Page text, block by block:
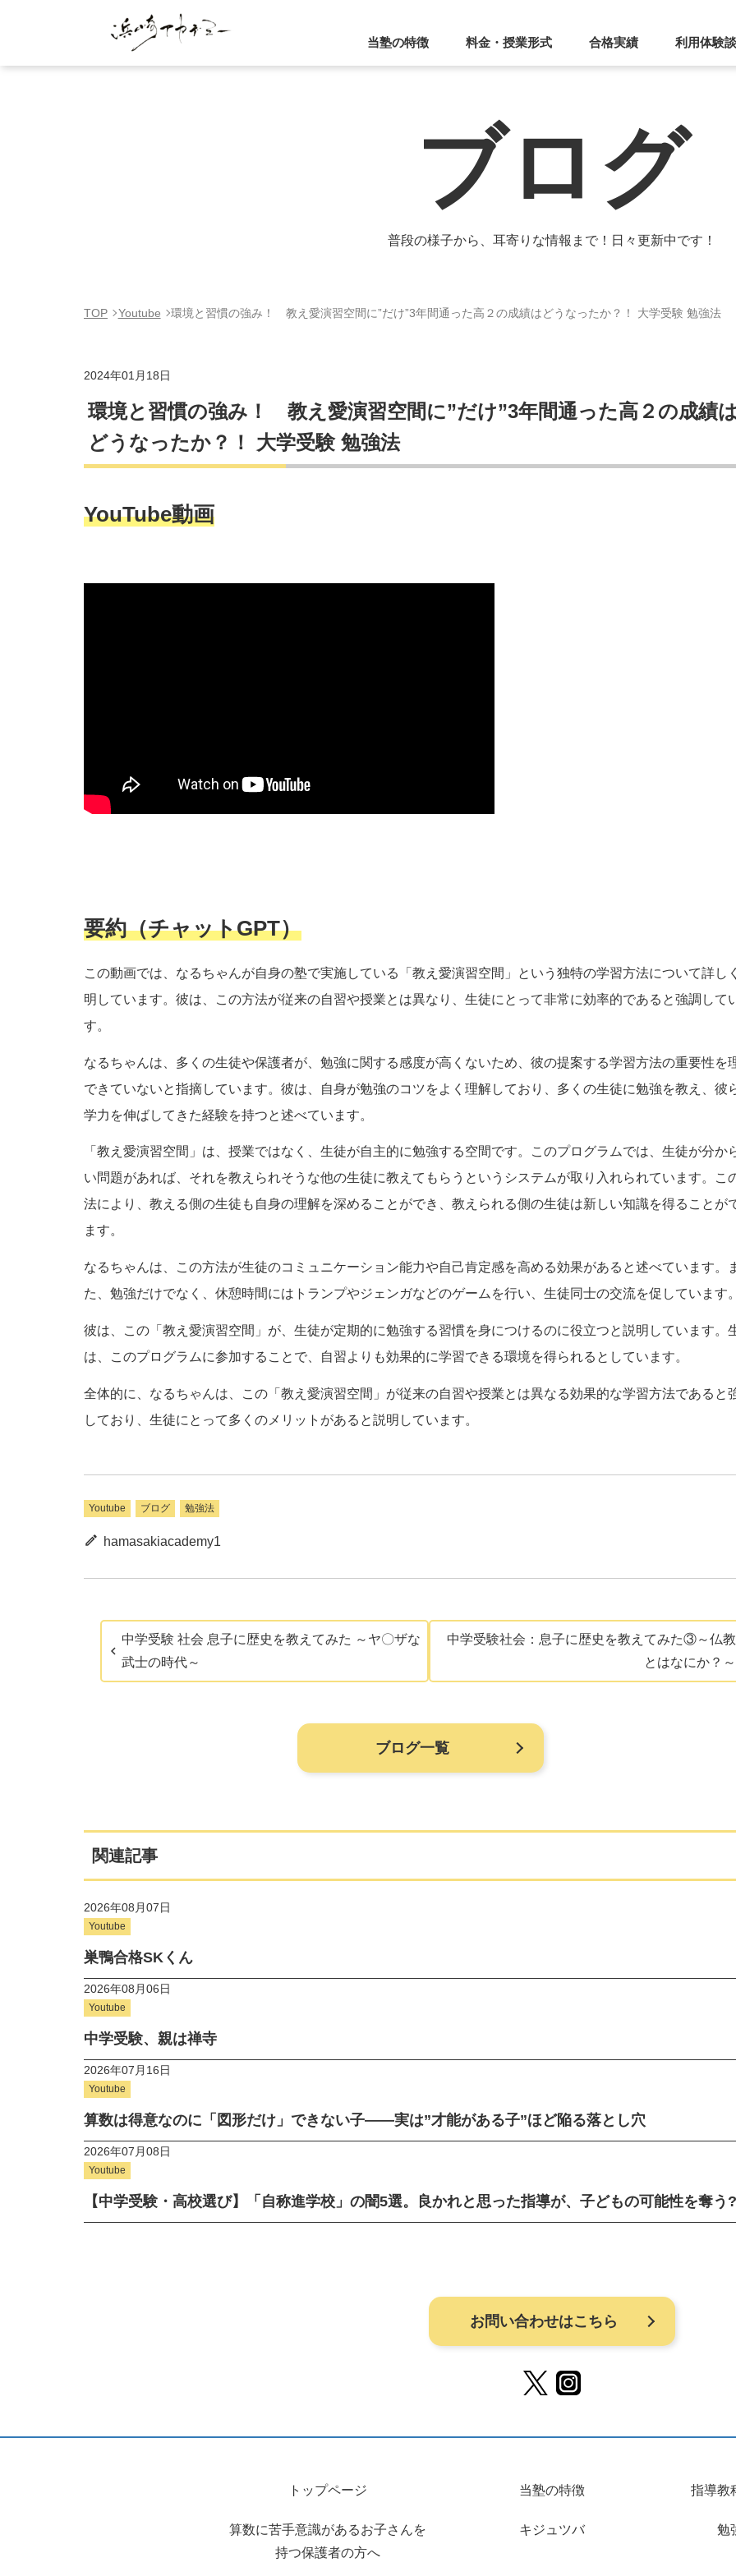
当塾の特徴 料金・授業形式 合格実績 利用体験談
ブログ
普段の様子から、耳寄りな情報まで！日々更新中です！
TOP Youtube 環境と習慣の強み！ 教え愛演習空間に”だけ”3年間通った高２の成績はどうなったか？！ 大学受験 勉強法
2024年01月18日
環境と習慣の強み！ 教え愛演習空間に”だけ”3年間通った高２の成績は
どうなったか？！ 大学受験 勉強法
YouTube動画
要約（チャットGPT）
この動画では、なるちゃんが自身の塾で実施している「教え愛演習空間」という独特の学習方法について詳し
明しています。彼は、この方法が従来の自習や授業とは異なり、生徒にとって非常に効率的であると強調して
す。
なるちゃんは、多くの生徒や保護者が、勉強に関する感度が高くないため、彼の提案する学習方法の重要性を
できていないと指摘しています。彼は、自身が勉強のコツをよく理解しており、多くの生徒に勉強を教え、彼
学力を伸ばしてきた経験を持つと述べています。
「教え愛演習空間」は、授業ではなく、生徒が自主的に勉強する空間です。このプログラムでは、生徒が分か
い問題があれば、それを教えられそうな他の生徒に教えてもらうというシステムが取り入れられています。こ
法により、教える側の生徒も自身の理解を深めることができ、教えられる側の生徒は新しい知識を得ることが
ます。
なるちゃんは、この方法が生徒のコミュニケーション能力や自己肯定感を高める効果があると述べています。
た、勉強だけでなく、休憩時間にはトランプやジェンガなどのゲームを行い、生徒同士の交流を促しています。
彼は、この「教え愛演習空間」が、生徒が定期的に勉強する習慣を身につけるのに役立つと説明しています。
は、このプログラムに参加することで、自習よりも効果的に学習できる環境を得られるとしています。
全体的に、なるちゃんは、この「教え愛演習空間」が従来の自習や授業とは異なる効果的な学習方法であると
しており、生徒にとって多くのメリットがあると説明しています。
Youtube ブログ 勉強法
hamasakiacademy1
中学受験 社会 息子に歴史を教えてみた ～ヤ〇ザな
武士の時代～
中学受験社会：息子に歴史を教えてみた③～仏教
とはなにか？～
ブログ一覧
関連記事
2026年08月07日
Youtube
巣鴨合格SKくん
2026年08月06日
Youtube
中学受験、親は禅寺
2026年07月16日
Youtube
算数は得意なのに「図形だけ」できない子——実は”才能がある子”ほど陥る落とし穴
2026年07月08日
Youtube
【中学受験・高校選び】「自称進学校」の闇5選。良かれと思った指導が、子どもの可能性を奪う?
お問い合わせはこちら
トップページ 当塾の特徴 指導教
算数に苦手意識があるお子さんを
持つ保護者の方へ
キジュツバ 勉